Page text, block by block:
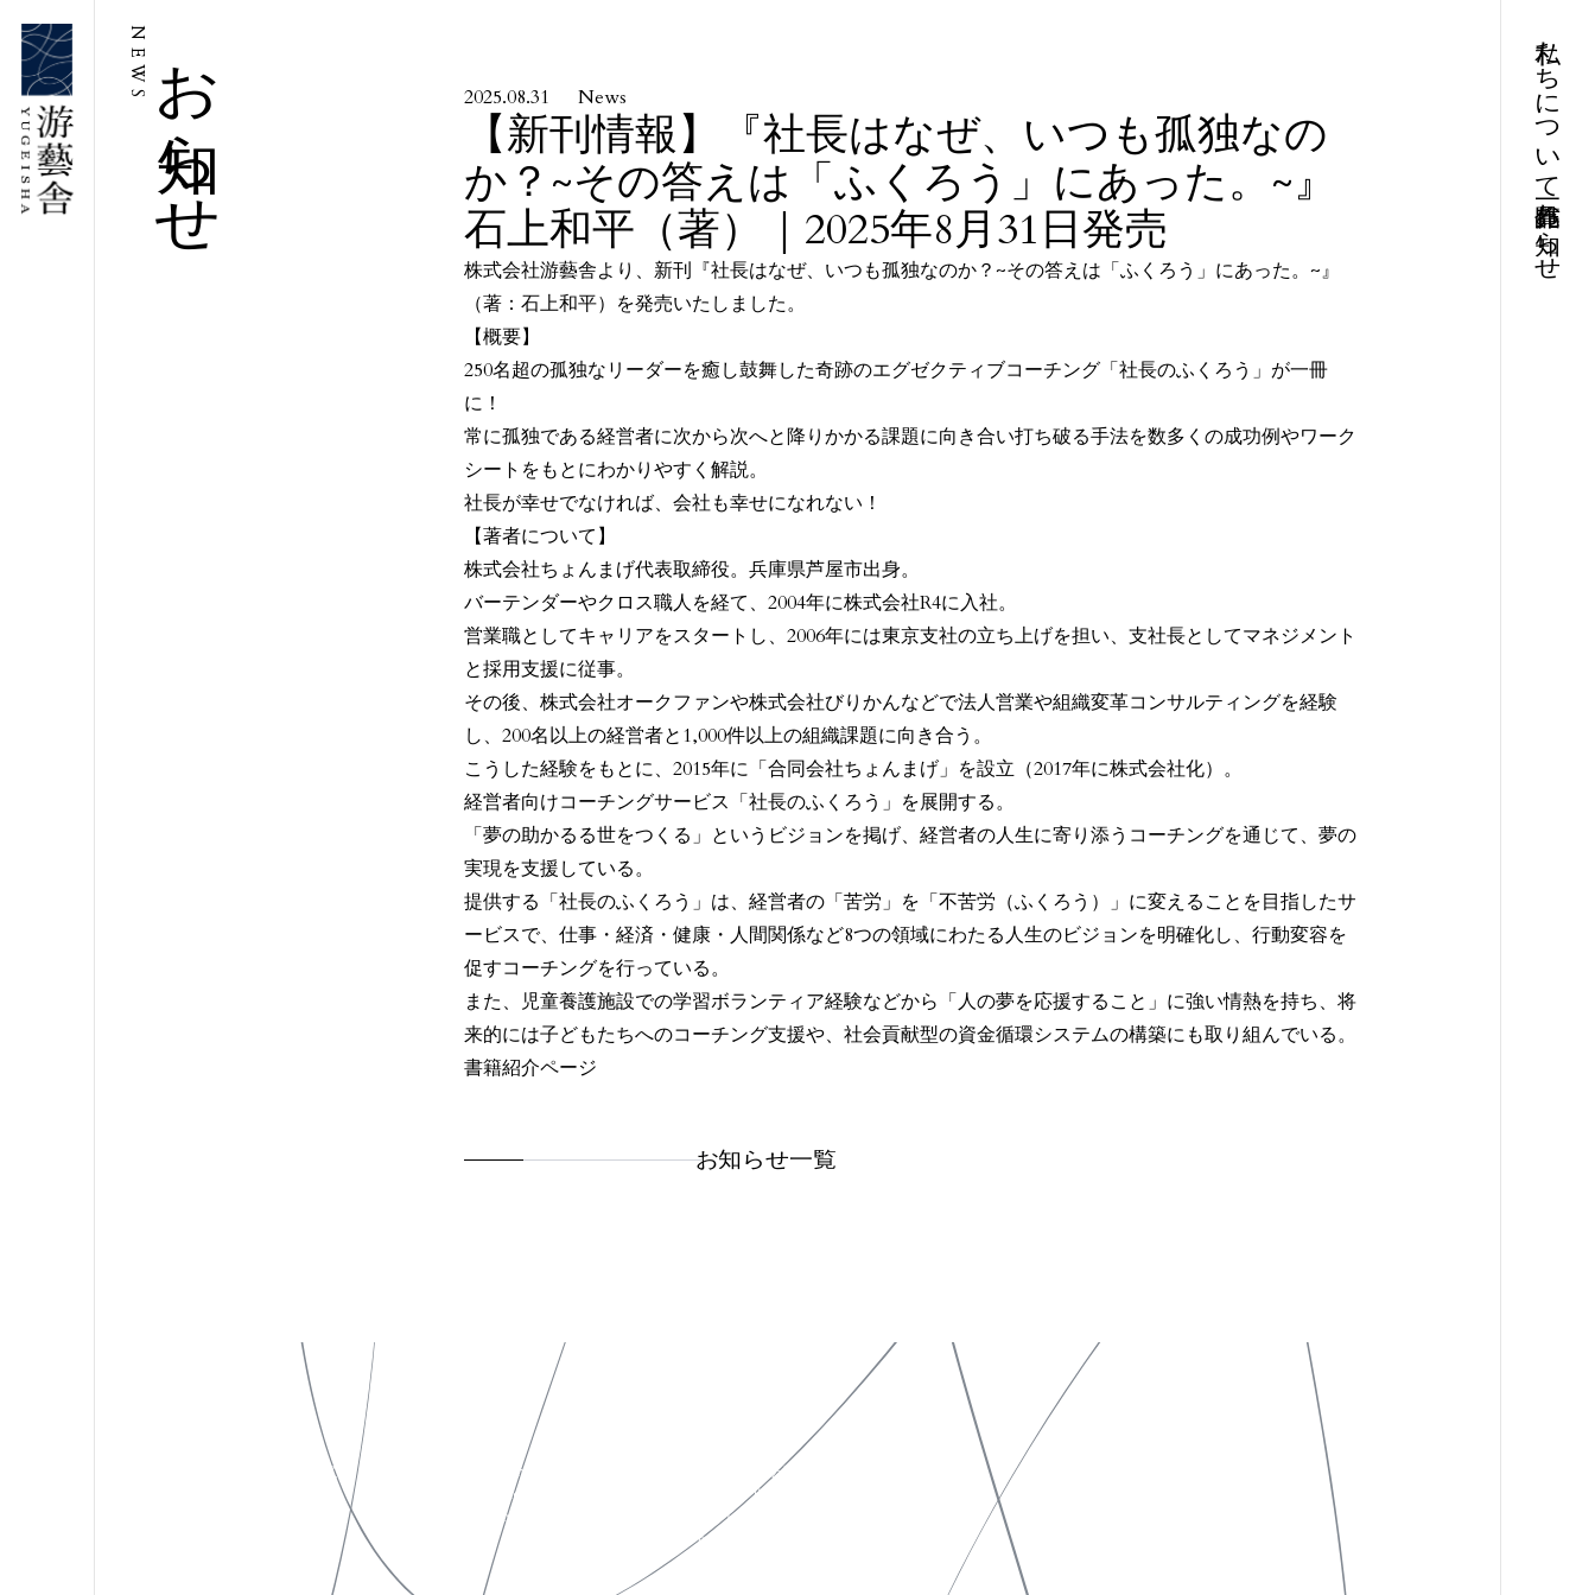
お知らせ
NEWS 2025.08.31 News
【新刊情報】『社長はなぜ、いつも孤独なの
か？~その答えは「ふくろう」にあった。~』
石上和平（著）｜2025年8月31日発売
株式会社游藝舎より、新刊『社長はなぜ、いつも孤独なのか？~その答えは「ふくろう」にあった。~』
（著：石上和平）を発売いたしました。
【概要】
250名超の孤独なリーダーを癒し鼓舞した奇跡のエグゼクティブコーチング「社長のふくろう」が一冊
に！
常に孤独である経営者に次から次へと降りかかる課題に向き合い打ち破る手法を数多くの成功例やワーク
シートをもとにわかりやすく解説。
社長が幸せでなければ、会社も幸せになれない！
【著者について】
株式会社ちょんまげ代表取締役。兵庫県芦屋市出身。
バーテンダーやクロス職人を経て、2004年に株式会社R4に入社。
営業職としてキャリアをスタートし、2006年には東京支社の立ち上げを担い、支社長としてマネジメント
と採用支援に従事。
その後、株式会社オークファンや株式会社びりかんなどで法人営業や組織変革コンサルティングを経験
し、200名以上の経営者と1,000件以上の組織課題に向き合う。
こうした経験をもとに、2015年に「合同会社ちょんまげ」を設立（2017年に株式会社化）。
経営者向けコーチングサービス「社長のふくろう」を展開する。
「夢の助かるる世をつくる」というビジョンを掲げ、経営者の人生に寄り添うコーチングを通じて、夢の
実現を支援している。
提供する「社長のふくろう」は、経営者の「苦労」を「不苦労（ふくろう）」に変えることを目指したサ
ービスで、仕事・経済・健康・人間関係など8つの領域にわたる人生のビジョンを明確化し、行動変容を
促すコーチングを行っている。
また、児童養護施設での学習ボランティア経験などから「人の夢を応援すること」に強い情熱を持ち、将
来的には子どもたちへのコーチング支援や、社会貢献型の資金循環システムの構築にも取り組んでいる。
書籍紹介ページ
お知らせ一覧
私たちについて
Instagram
X(Twitter)
Facebook
特定商取引法表示
ソーシャルメディアポリシー
プライバシーポリシー
サイトポリシー
私たちについて
お知らせ